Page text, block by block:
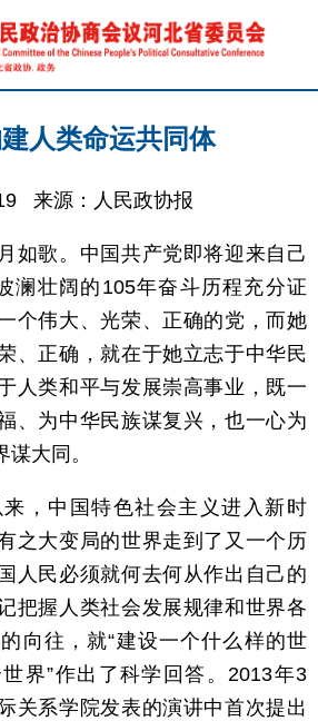
人类命运共同体
来源：人民政协报
歌。中国共产党即将迎来自己
澜壮阔的105年奋斗历程充分证
个伟大、光荣、正确的党，而她
、正确，就在于她立志于中华民
人类和平与发展崇高事业，既一
、为中华民族谋复兴，也一心为
大同。
中国特色社会主义进入新时
之大变局的世界走到了又一个历
人民必须就何去何从作出自己的
把握人类社会发展规律和世界各
向往，就“建设一个什么样的世
界”作出了科学回答。2013年3
关系学院发表的演讲中首次提出